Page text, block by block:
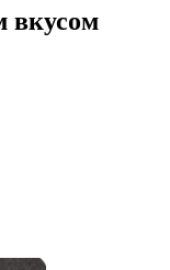
вкусом